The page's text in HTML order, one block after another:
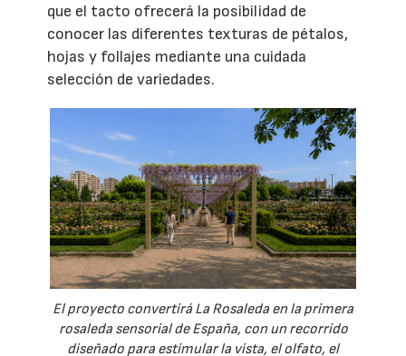
que el tacto ofrecerá la posibilidad de
conocer las diferentes texturas de pétalos,
hojas y follajes mediante una cuidada
selección de variedades.
El proyecto convertirá La Rosaleda en la primera
rosaleda sensorial de España, con un recorrido
diseñado para estimular la vista, el olfato, el